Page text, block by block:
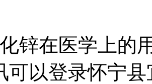
锌在医学上的
可以登录怀宁